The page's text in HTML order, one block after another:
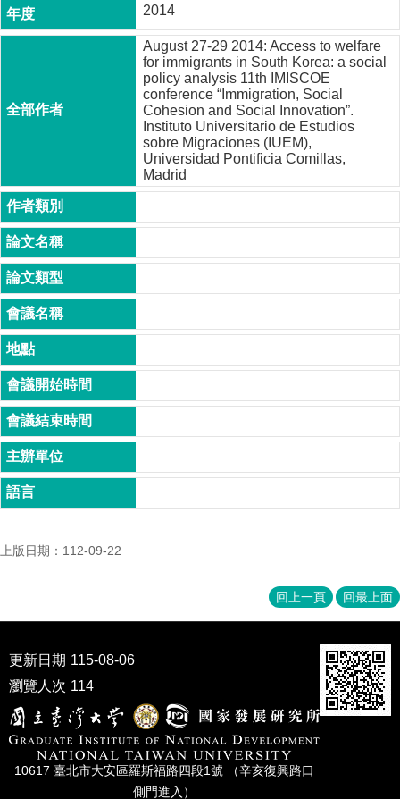
成
員
班
在
職
專
班
學
術
研
究
國
家
發
展
研
究
期
口
學
會
2014
August 27-29 2014: Access to welfare
for immigrants in South Korea: a social
policy analysis 11th IMISCOE
conference “Immigration, Social
Cohesion and Social Innovation”.
Instituto Universitario de Estudios
sobre Migraciones (IUEM),
Universidad Pontificia Comillas,
Madrid
上版日期：112-09-22
回上一頁 回最上面
更新日期 115-08-06
瀏覽人次 114
10617 臺北市⼤安區羅斯福路四段1號 （辛亥復興路⼝
側⾨進入）